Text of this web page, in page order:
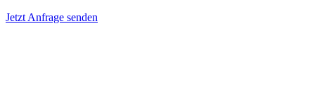
Jetzt Anfrage senden